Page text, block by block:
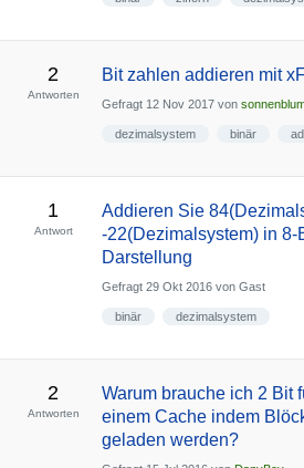
2
Antworten
Bit zahlen addieren mit
Gefragt 12 Nov 2017 von
dezimalsystem binär
1
Antwort
Addieren Sie
-22(Dezimalsystem) in
Darstellung
Gefragt 29 Okt 2016 von Gast
binär dezimalsystem
2
Antworten
Warum brauche ich 2 Bit
einem Cache indem
geladen werden?